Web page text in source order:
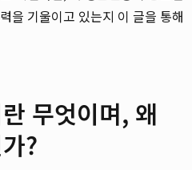
을 기울이고 있는지 이 글을 통해
무엇이며, 왜
?